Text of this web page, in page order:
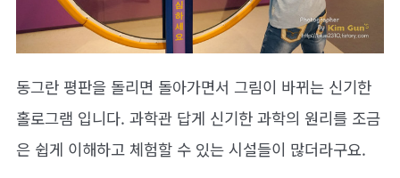
동그란 평판을 돌리면 돌아가면서 그림이 바뀌는 신기한
홀로그램 입니다. 과학관 답게 신기한 과학의 원리를 조금
은 쉽게 이해하고 체험할 수 있는 시설들이 많더라구요.